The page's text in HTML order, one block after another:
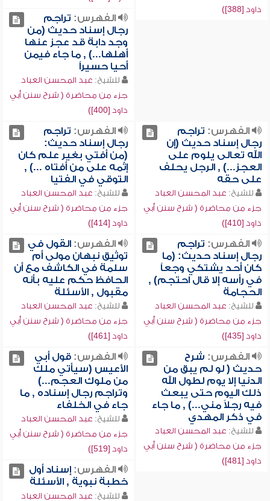
داود [388])
الفهرس: تراجم
رجال إسناد حديث (من
وجد دابة قد عجز عنها
أهلها...) , ما جاء فيمن
أحيا حسيراً
للشيخ: عبد المحسن العباد
جزء من محاضرة ( شرح سنن أبي
داود [400])
الفهرس: تراجم
رجال إسناد حديث (إن
الله تعالى يلوم على
العجز...) , الرجل يحلف
على حقه
للشيخ: عبد المحسن العباد
جزء من محاضرة ( شرح سنن أبي
داود [410])
الفهرس: تراجم
رجال إسناد حديث:
(من أفتي بغير علم كان
إثمه على من أفتاه ...) ,
التوقي في الفتيا
للشيخ: عبد المحسن العباد
جزء من محاضرة ( شرح سنن أبي
داود [414])
الفهرس: تراجم
رجال إسناد حديث: (ما
كان أحد يشتكي وجعاً
في رأسه إلا قال احتجم) ,
الحجامة
للشيخ: عبد المحسن العباد
جزء من محاضرة ( شرح سنن أبي
داود [435])
الفهرس:القول في
توثيق نبهان مولى أم
سلمة في الكاشف مع أن
الحافظ حكم عليه بأنه
مقبول , الأسئلة
للشيخ: عبد المحسن العباد
جزء من محاضرة ( شرح سنن أبي
داود [461])
الفهرس: شرح
حديث ( لو لم يبق من
الدنيا إلا يوم لطول الله
ذلك اليوم حتى يبعث
فيه رجلاً مني...) , ما جاء
في ذكر المهدي
للشيخ: عبد المحسن العباد
جزء من محاضرة ( شرح سنن أبي
داود [481])
الفهرس:قول أبي
الأعيس (سيأتي ملك
من ملوك العجم...)
وتراجم رجال إسناده , ما
جاء في الخلفاء
للشيخ: عبد المحسن العباد
جزء من محاضرة ( شرح سنن أبي
داود [519])
الفهرس:إسناد أول
خطبة نبوية , الأسئلة
للشيخ: عبد المحسن العباد